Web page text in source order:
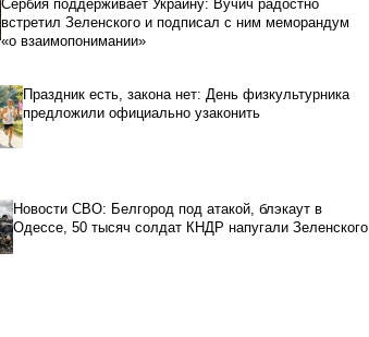
Сербия поддерживает Украину: Вучич радостно
встретил Зеленского и подписал с ним меморандум
«о взаимопонимании»
Праздник есть, закона нет: День физкультурника
предложили официально узаконить
Новости СВО: Белгород под атакой, блэкаут в
Одессе, 50 тысяч солдат КНДР напугали Зеленского